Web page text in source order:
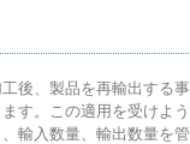
後、製品を再輸出する
す。この適用を受けよ
輸入数量、輸出数量を